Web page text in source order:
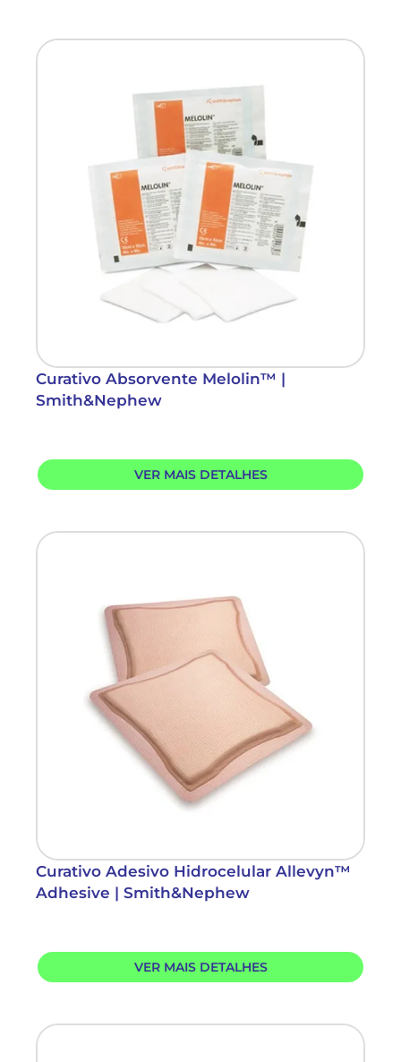
Curativo Absorvente Melolin™ |
Smith&Nephew
VER MAIS DETALHES
Curativo Adesivo Hidrocelular Allevyn™
Adhesive | Smith&Nephew
VER MAIS DETALHES